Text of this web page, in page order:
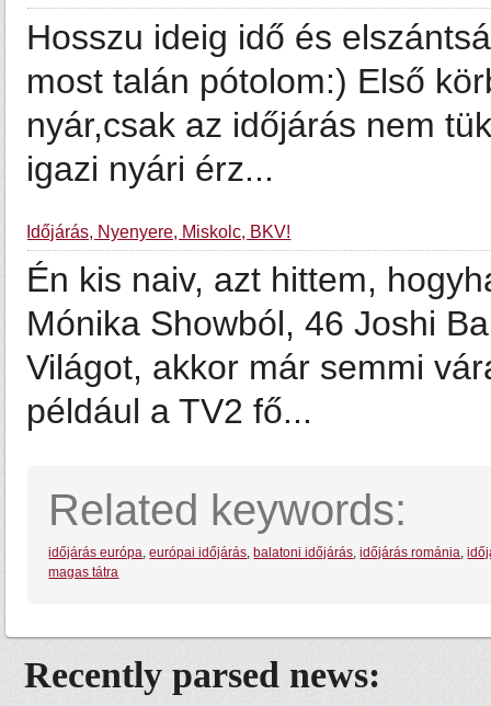
Hosszu ideig idő és
most talán pótolom:) Első
nyár,csak az időjárás nem
igazi nyári érz...
Időjárás, Nyenyere, Miskolc, BKV!
Én kis naiv, azt hittem,
Mónika Showból, 46 Joshi
Világot, akkor már semmi
például a TV2 fő...
Related keywords:
időjárás európa,európai időjárás, balatoni időjárás,időjárás románia,
magas tátra
Recently parsed news: